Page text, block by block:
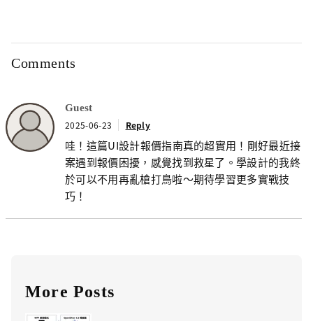
Comments
Guest
2025-06-23 Reply
哇！這篇UI設計報價指南真的超實用！剛好最近接
案遇到報價困擾，感覺找到救星了。學設計的我終
於可以不用再亂槍打鳥啦～期待學習更多實戰技
巧！
More Posts